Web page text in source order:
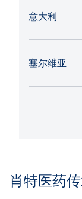
意大利
塞尔维亚
肖特医药